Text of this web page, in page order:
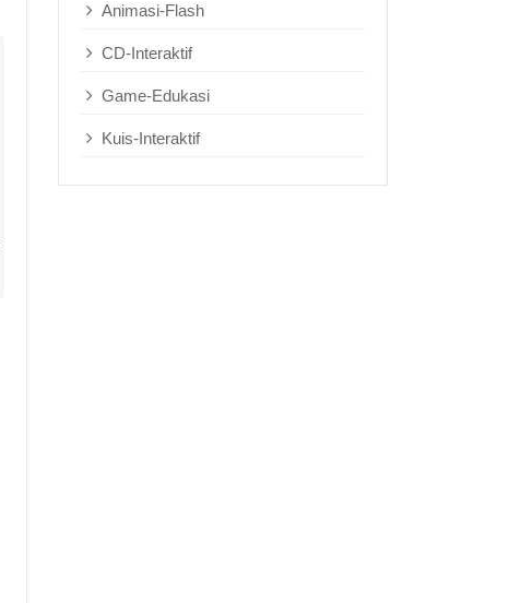
Animasi-Flash
CD-Interaktif
Game-Edukasi
Kuis-Interaktif